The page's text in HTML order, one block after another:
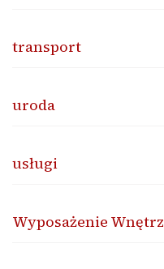
transport
uroda
usługi
Wyposażenie Wnętrz